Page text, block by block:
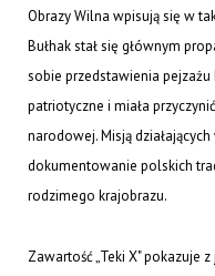
Obrazy Wilna wpisują się w
Bułhak stał się głównym
sobie przedstawienia
patriotyczne i miała
narodowej. Misją
dokumentowanie polskich
rodzimego krajobrazu.
Zawartość „Teki X" pokazuje